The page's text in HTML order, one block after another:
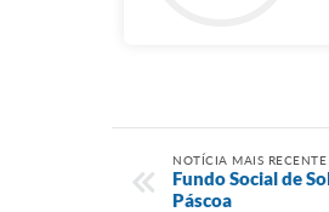
NOTÍCIA MAIS RECENTE
Fundo Social de
Páscoa